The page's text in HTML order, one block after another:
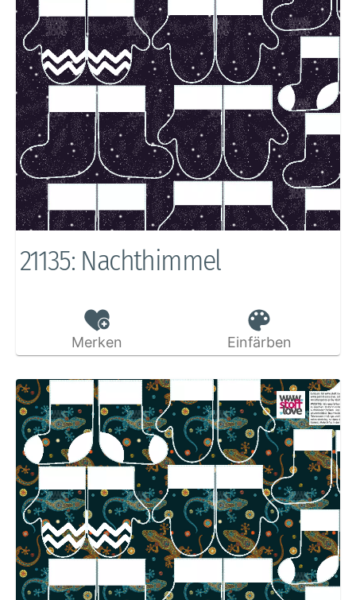
21135: Nachthimmel
Merken Einfärben